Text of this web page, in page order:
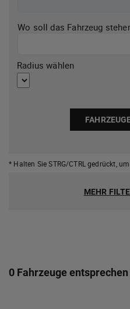
Wo soll das Fahrzeug
Radius wählen
* Halten Sie STRG/CTRL gedrückt,
MEHR
0 Fahrzeuge